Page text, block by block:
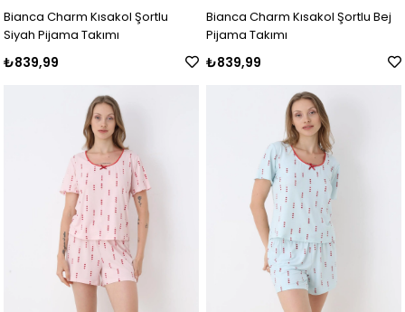
Bianca Charm Kısakol Şortlu
Siyah Pijama Takımı
₺839,99
Bianca Charm Kısakol Şortlu Bej
Pijama Takımı
₺839,99